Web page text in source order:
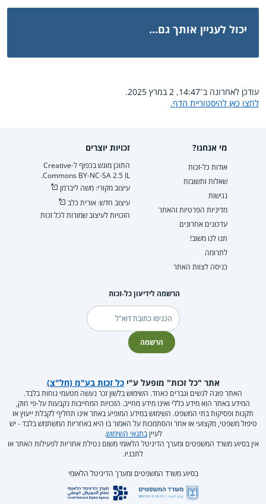
יכול לעניין אותך גם...
עודכן לאחרונה ב־14:47, 2 במרץ 2025.
לחצו כאן להיסטוריית הדף.
מי אנחנו?
אודות כל-זכות
שאלות ותשובות
נגישות
מדיניות הפרטיות והאתר
עדכונים אחרונים
תנו לנו משוב!
לתרומה
כניסה לצוות האתר
זכויות יוצרים
התוכן מוגש בכפוף ל-Creative
Commons BY-NC-SA 2.5 IL.
עיצוב מקורי: משה ליברמן
עיצוב חדש: אורית כלב
הזכויות לעיצוב שמורות לכל זכות
הרשמה לידיעון כל-זכות
דוא"ל
הרשמה
אתר "כל זכות" מופעל ע"יכל זכות בע"מ (חל"צ)
האתר פונה לנשים וגברים כאחד. השימוש בלשון זכר נעשה מטעמי נוחות בלבד.
המידע באתר הוא מידע כללי ואינו מידע מחייב. הזכויות המחייבות נקבעות על-פי חוק,
תקנות ופסיקות בתי המשפט. השימוש במידע המופיע באתר אינו תחליף לקבלת ייעוץ או
טיפול משפטי, מקצועי או אחר והסתמכות על האמור בו היא באחריות המשתמש בלבד - יש
לעייןבתנאי השימוש.
אין בסיוע משרד המשפטים ומערך הדיגיטל הלאומי משום נטילת אחריות לפעילות האתר או
לתכניו.
בסיוע משרד המשפטים ומערך הדיגיטל הלאומי